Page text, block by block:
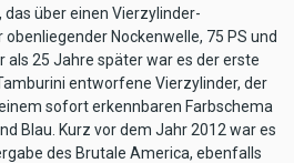
über einen Vierzylinder-
Nockenwelle, 75 PS und
25 Jahre später war es der erste
entworfene Vierzylinder, der
sofort erkennbaren Farbschema
Blau. Kurz vor dem Jahr 2012 war es
des Brutale America, ebenfalls